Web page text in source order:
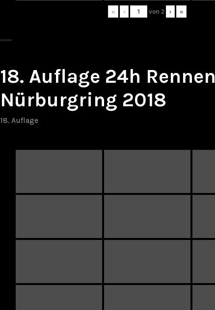
« ‹ von 2 › »
18. Auflage 24h Rennen
Nürburgring 2018
18. Auflage